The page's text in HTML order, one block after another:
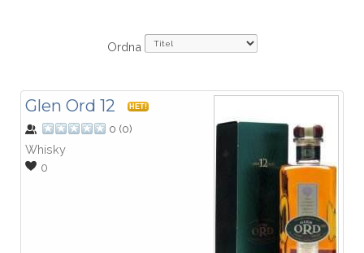
Ordna
Glen Ord 12 HET!
0 (0)
Whisky
0